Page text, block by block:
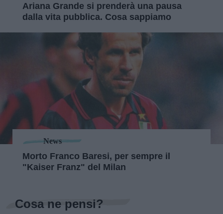
Ariana Grande si prenderà una pausa
dalla vita pubblica. Cosa sappiamo
News
Morto Franco Baresi, per sempre il
"Kaiser Franz" del Milan
Cosa ne pensi?